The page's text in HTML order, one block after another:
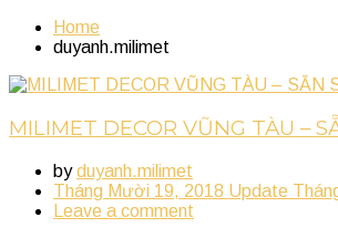
Home
duyanh.milimet
MILIMET DECOR VŨNG TÀU –
byduyanh.milimet
Tháng Mười 19, 2018 Update
Leave a comment